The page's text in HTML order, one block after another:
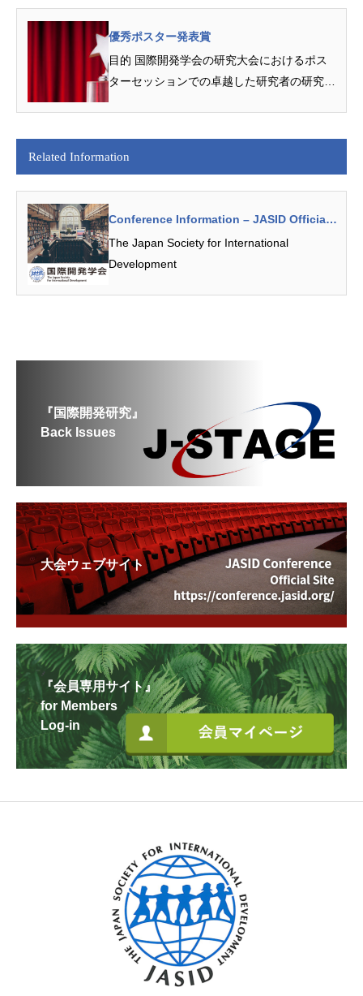
優秀ポスター発表賞
目的 国際開発学会の研究大会におけるポス
ターセッションでの卓越した研究者の研究発
Related Information
Conference Information – JASID Official
Website
The Japan Society for International
Development
『国際開発研究』
Back Issues
大会ウェブサイト
『会員専用サイト』
for Members
Log-in